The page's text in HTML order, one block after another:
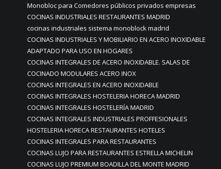
Monobloc para Comedores públicos privados empresas
COCINAS INDUSTRIALES RESTAURANTES MADRID
cocinas industriales sistema monoblock madrid
COCINAS INDUSTRIALES Y MOBILIARIO EN ACERO INOXIDABLE
ADAPTADO PARA USO EN HOGARES
COCINAS INTEGRALES DE ACERO INOXIDABLE. SALAS DE
COCINADO MODULARES ACERO INOX
COCINAS INTEGRALES EN ACERO INOXIDABLE
COCINAS INTEGRALES HOSTELERIA HORECA MADRID
COCINAS INTEGRALES HOSTELERÍA MADRID
COCINAS INTEGRALES INDUSTRIALES PROFFESIONALES
HOSTELERIA HORECA RESTAURANTES HOTELES
COCINAS INTEGRALES PARA RESTAURANTES
COCINAS LUJO PARA RESTAURANTES ESTRELLA MICHELIN
COCINAS LUJO PREMIUM BOADILLA DEL MONTE MADRID